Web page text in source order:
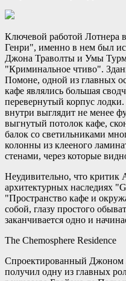
Ключевой работой Лотнера
Генри", именно в нем был
Джона Траволты и Умы
"Криминальное чтиво".
Помоне, одной из главных
кафе являлись большая
перевернутый корпус
внутри выглядит не менее
выгнутый потолок кафе,
балок со светильниками
колонны из клееного
стенами, через которые
Неудивительно, что критик
архитектурных наследиях
"Пространство кафе и
собой, глазу простого
заканчивается одно и
The Chemosphere Residence
Спроектированный Джоном
получил одну из главных